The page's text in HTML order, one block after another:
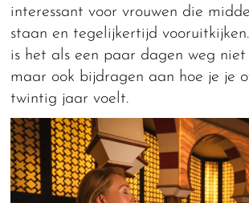
interessant voor vrouwen die
staan en tegelijkertijd
is het als een paar dagen weg
maar ook bijdragen aan hoe je je
twintig jaar voelt.